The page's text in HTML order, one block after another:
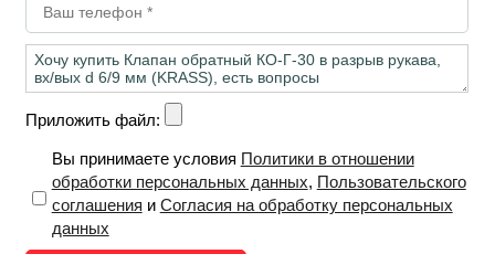
Приложить файл:
Вы принимаете условия Политики в отношении
обработки персональных данных, Пользовательского
соглашения и Согласия на обработку персональных
данных